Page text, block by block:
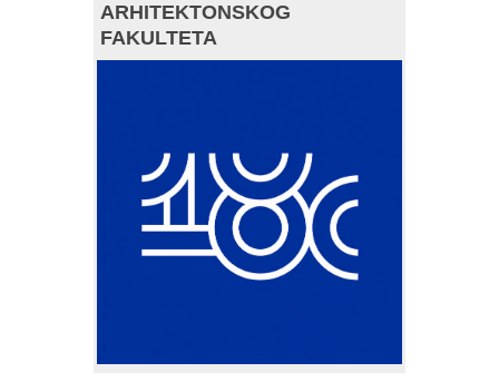
ARHITEKTONSKOG
FAKULTETA